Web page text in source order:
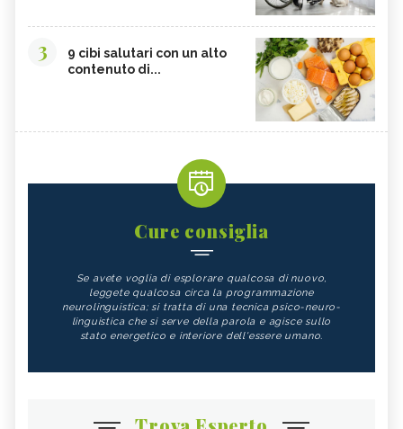
3
9 cibi salutari con un alto
contenuto di...
Cure consiglia
Se avete voglia di esplorare qualcosa di nuovo,
leggete qualcosa circa la programmazione
neurolinguistica; si tratta di una tecnica psico-neuro-
linguistica che si serve della parola e agisce sullo
stato energetico e interiore dell'essere umano.